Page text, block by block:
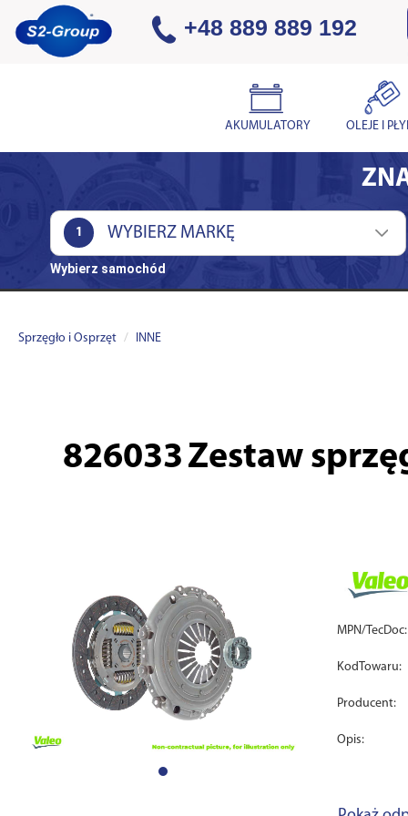
+48 889 889 192
AKUMULATORY OLEJE I
1
Wybierz samochód
Sprzęgło i Osprzęt INNE
826033 Zestaw
MPN/TecDoc:
KodTowaru:
Producent:
Opis: